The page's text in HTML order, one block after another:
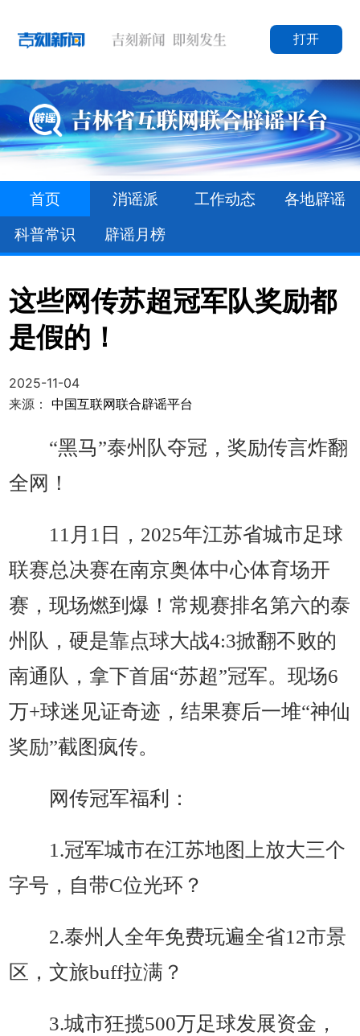
打开
首页 消谣派 工作动态
各地辟谣
科普常识
辟谣月榜
这些网传苏超冠军队奖励都
是假的！
2025-11-04
来源：中国互联网联合辟谣平台
“黑马”泰州队夺冠，奖励传言炸翻
全网！
11月1日，2025年江苏省城市足球
联赛总决赛在南京奥体中心体育场开
赛，现场燃到爆！常规赛排名第六的泰
州队，硬是靠点球大战4:3掀翻不败的
南通队，拿下首届“苏超”冠军。现场6
万+球迷见证奇迹，结果赛后一堆“神仙
奖励”截图疯传。
网传冠军福利：
1.冠军城市在江苏地图上放大三个
字号，自带C位光环？
2.泰州人全年免费玩遍全省12市景
区，文旅buff拉满？
3.城市狂揽500万足球发展资金，